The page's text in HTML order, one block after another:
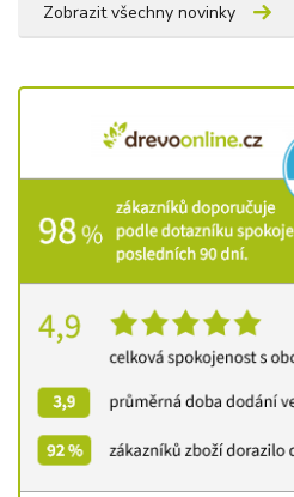
Zobrazit všechny novinky